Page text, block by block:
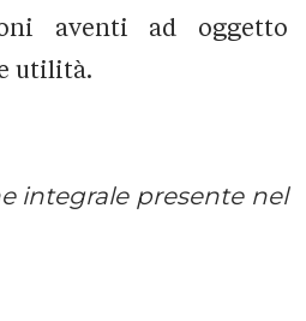
aventi ad oggetto
utilità.
integrale presente nel